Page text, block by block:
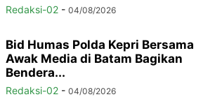
Redaksi-02 - 04/08/2026
Bid Humas Polda Kepri Bersama
Awak Media di Batam Bagikan
Bendera...
Redaksi-02 - 04/08/2026